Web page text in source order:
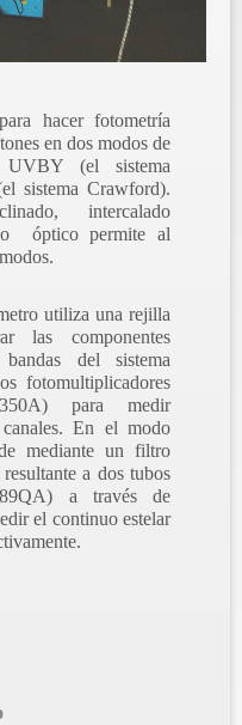
hacer fotometría
en dos modos de
UVBY (el sistema
sistema Crawford).
intercalado
óptico permite al
utiliza una rejilla
las componentes
del sistema
fotomultiplicadores
para medir
En el modo
mediante un filtro
a dos tubos
a través de
el continuo estelar